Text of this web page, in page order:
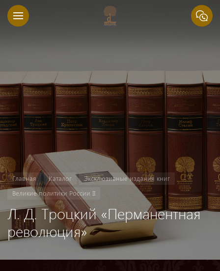
Главная Каталог
Эксклюзивные издания книг
Великие политики России II
Л. Д. Троцкий «Перманентная
революция»